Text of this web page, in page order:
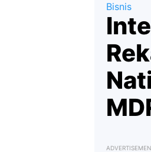
Bisnis